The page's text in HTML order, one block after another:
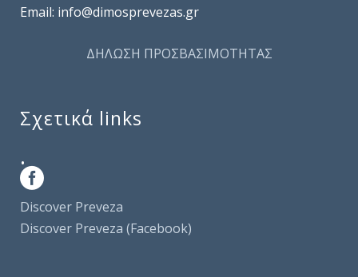
Email: info@dimosprevezas.gr
ΔΗΛΩΣΗ ΠΡΟΣΒΑΣΙΜΟΤΗΤΑΣ
Σχετικά links
.
Discover Preveza
Discover Preveza (Facebook)